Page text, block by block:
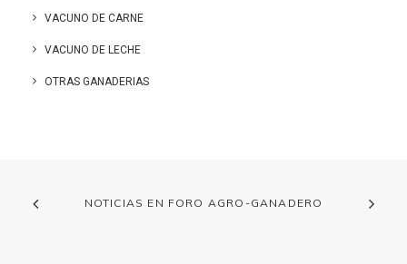
VACUNO DE CARNE
VACUNO DE LECHE
OTRAS GANADERIAS
NOTICIAS EN FORO AGRO-GANADERO